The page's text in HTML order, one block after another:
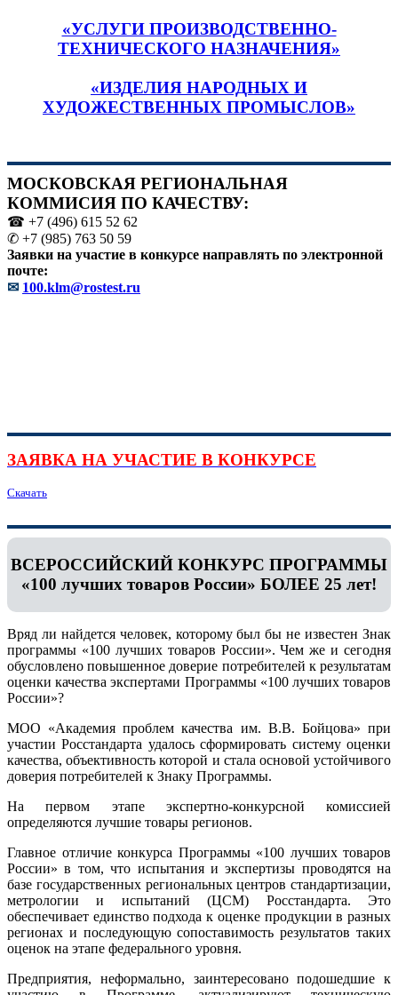
«УСЛУГИ ПРОИЗВОДСТВЕННО-
ТЕХНИЧЕСКОГО НАЗНАЧЕНИЯ»
«ИЗДЕЛИЯ НАРОДНЫХ И
ХУДОЖЕСТВЕННЫХ ПРОМЫСЛОВ»
МОСКОВСКАЯ РЕГИОНАЛЬНАЯ
КОММИСИЯ ПО КАЧЕСТВУ:
☎ +7 (496) 615 52 62
✆ +7 (985) 763 50 59
Заявки на участие в конкурсе направлять по электронной
почте:
✉ 100.klm@rostest.ru
ЗАЯВКА НА УЧАСТИЕ В КОНКУРСЕ
Скачать
ВСЕРОССИЙСКИЙ КОНКУРС ПРОГРАММЫ
«100 лучших товаров России» БОЛЕЕ 25 лет!
Вряд ли найдется человек, которому был бы не известен Знак
программы «100 лучших товаров России». Чем же и сегодня
обусловлено повышенное доверие потребителей к результатам
оценки качества экспертами Программы «100 лучших товаров
России»?
МОО «Академия проблем качества им. В.В. Бойцова» при
участии Росстандарта удалось сформировать систему оценки
качества, объективность которой и стала основой устойчивого
доверия потребителей к Знаку Программы.
На первом этапе экспертно-конкурсной комиссией
определяются лучшие товары регионов.
Главное отличие конкурса Программы «100 лучших товаров
России» в том, что испытания и экспертизы проводятся на
базе государственных региональных центров стандартизации,
метрологии и испытаний (ЦCM) Росстандарта. Это
обеспечивает единство подхода к оценке продукции в разных
регионах и последующую сопоставимость результатов таких
оценок на этапе федерального уровня.
Предприятия, неформально, заинтересовано подошедшие к